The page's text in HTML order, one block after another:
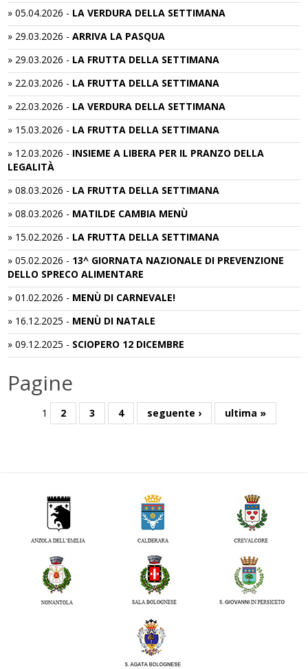
» 05.04.2026 - LA VERDURA DELLA SETTIMANA
» 29.03.2026 - ARRIVA LA PASQUA
» 29.03.2026 - LA FRUTTA DELLA SETTIMANA
» 22.03.2026 - LA FRUTTA DELLA SETTIMANA
» 22.03.2026 - LA VERDURA DELLA SETTIMANA
» 15.03.2026 - LA FRUTTA DELLA SETTIMANA
» 12.03.2026 - INSIEME A LIBERA PER IL PRANZO DELLA
LEGALITÀ
» 08.03.2026 - LA FRUTTA DELLA SETTIMANA
» 08.03.2026 - MATILDE CAMBIA MENÙ
» 15.02.2026 - LA FRUTTA DELLA SETTIMANA
» 05.02.2026 - 13^ GIORNATA NAZIONALE DI PREVENZIONE
DELLO SPRECO ALIMENTARE
» 01.02.2026 - MENÙ DI CARNEVALE!
» 16.12.2025 - MENÙ DI NATALE
» 09.12.2025 - SCIOPERO 12 DICEMBRE
Pagine
1 2 3 4 seguente › ultima »